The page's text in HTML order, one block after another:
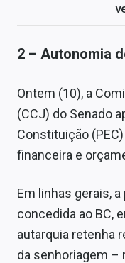
2 – Autonomia
Ontem (10), a
(CCJ) do Senado
Constituição
financeira e
Em linhas gerais,
concedida ao BC,
autarquia retenha
da senhoriagem –